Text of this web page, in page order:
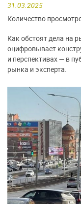
31.03.2025
Количество
Как обстоят дела на
оцифровывает
и перспективах — в
рынка и эксперта.